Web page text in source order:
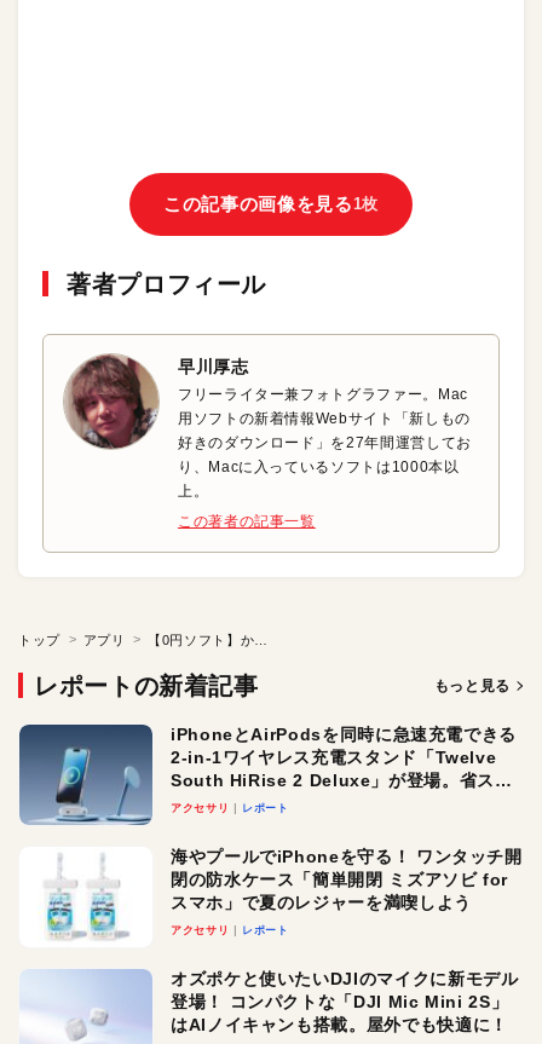
この記事の画像を見る 1枚
著者プロフィール
早川厚志
フリーライター兼フォトグラファー。Mac
用ソフトの新着情報Webサイト「新しもの
好きのダウンロード」を27年間運営してお
り、Macに入っているソフトは1000本以
上。
この著者の記事一覧
トップ アプリ
レポートの新着記事 もっと見る
iPhoneとAirPodsを同時に急速充電できる
2-in-1ワイヤレス充電スタンド「Twelve
South HiRise 2 Deluxe」が登場。省スペ
ースでおしゃれに充電したい人にオスス
アクセサリ レポート
海やプールでiPhoneを守る！ ワンタッチ開
閉の防水ケース「簡単開閉 ミズアソビ for
スマホ」で夏のレジャーを満喫しよう
アクセサリ レポート
オズポケと使いたいDJIのマイクに新モデル
登場！ コンパクトな「DJI Mic Mini 2S」
はAIノイキャンも搭載。屋外でも快適に！